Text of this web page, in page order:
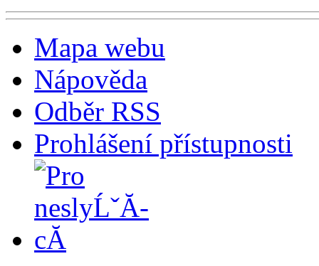
Mapa webu
Nápověda
Odběr RSS
Prohlášení přístupnosti